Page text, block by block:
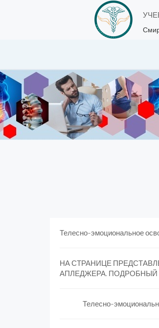
Телесно-эмоциональное
НА СТРАНИЦЕ
АПЛЕДЖЕРА. ПОДРОБНЫЙ
Телесно-